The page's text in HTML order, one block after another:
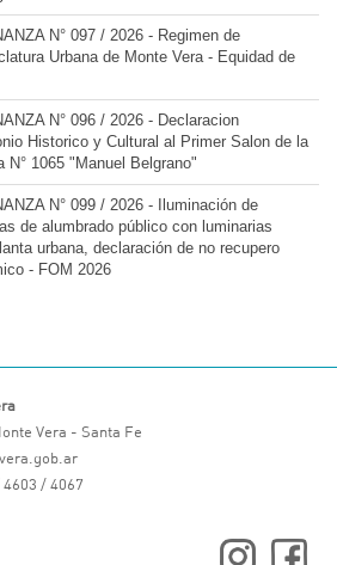
N° 097 / 2026 - Regimen de
Urbana de Monte Vera - Equidad de
N° 096 / 2026 - Declaracion
Historico y Cultural al Primer Salon de la
N° 1065 "Manuel Belgrano"
N° 099 / 2026 - Iluminación de
de alumbrado público con luminarias
urbana, declaración de no recupero
- FOM 2026
Vera - Santa Fe
/ 4067